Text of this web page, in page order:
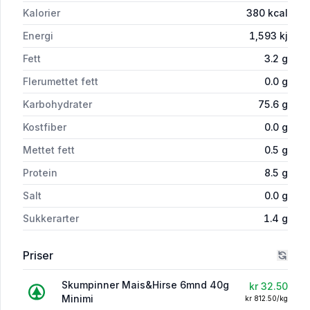
Kalorier 380 kcal
Energi
1,593 kj
Fett
3.2 g
Flerumettet fett
0.0 g
Karbohydrater
75.6 g
Kostfiber
0.0 g
Mettet fett
0.5 g
Protein
8.5 g
Salt
0.0 g
Sukkerarter
1.4 g
Priser
Skumpinner Mais&Hirse 6mnd 40g
Minimi
kr 32.50
kr 812.50/kg